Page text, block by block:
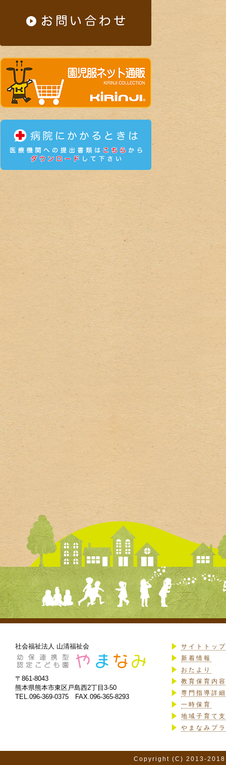
社会福祉法人 山清福祉会
〒861-8043
熊本県熊本市東区戸島西2丁目3-50
TEL.096-369-0375 FAX.096-365-8293
サイトトップ
新着情報
おたより
教育保育内
専門指導詳細
一時保育
地域子育て
やまなみプ
Copyright (C) 2013-